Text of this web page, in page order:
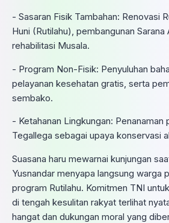
​- Sasaran Fisik Tambahan: Renovasi
Huni (Rutilahu), pembangunan
rehabilitasi Musala.
​- Program Non-Fisik: Penyuluhan
pelayanan kesehatan gratis, serta
sembako.
​- Ketahanan Lingkungan: Penanaman
Tegallega sebagai upaya konservasi
​Suasana haru mewarnai kunjungan
Yusnandar menyapa langsung warga
program Rutilahu. Komitmen TNI
di tengah kesulitan rakyat terlihat
hangat dan dukungan moral yang